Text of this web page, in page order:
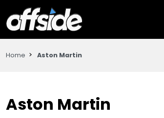
Home Aston Martin
Aston Martin